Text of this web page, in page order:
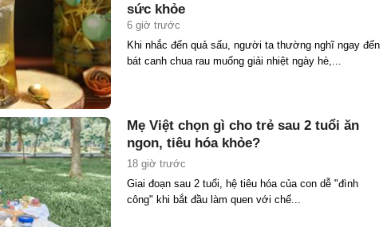
sức khỏe
6 giờ trước
Khi nhắc đến quả sấu, người ta thường nghĩ ngay đến
bát canh chua rau muống giải nhiệt ngày hè,...
Mẹ Việt chọn gì cho trẻ sau 2 tuổi ăn
ngon, tiêu hóa khỏe?
18 giờ trước
Giai đoạn sau 2 tuổi, hệ tiêu hóa của con dễ "đình
công" khi bắt đầu làm quen với chế...